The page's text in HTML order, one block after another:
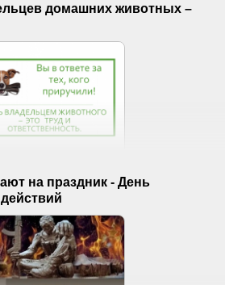
домашних животных –
на праздник - День